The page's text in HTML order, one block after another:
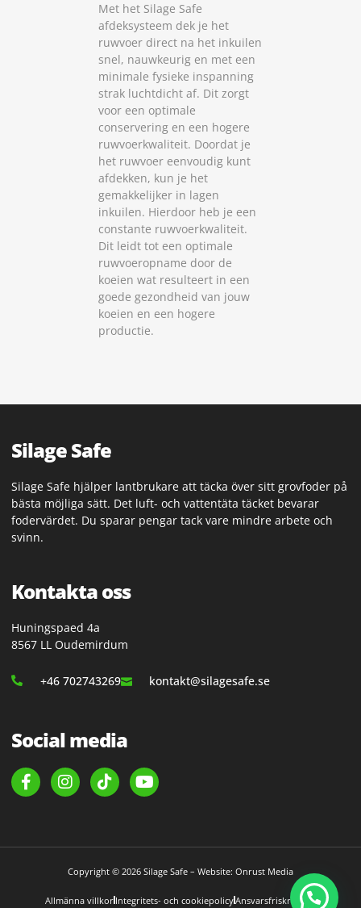
Met het Silage Safe
afdeksysteem dek je het
ruwvoer direct na het inkuilen
snel, nauwkeurig en met een
minimale fysieke inspanning
strak luchtdicht af. Dit zorgt
voor een optimale
conservering en een hogere
ruwvoerkwaliteit. Doordat je
het ruwvoer eenvoudig kunt
afdekken, kun je het
gemakkelijker in lagen
inkuilen. Hierdoor heb je een
constante ruwvoerkwaliteit.
Dit leidt tot een optimale
ruwvoeropname door de
koeien wat resulteert in een
goede gezondheid van jouw
koeien en een hogere
productie.
Silage Safe
Silage Safe hjälper lantbrukare att täcka över sitt grovfoder på
bästa möjliga sätt. Det luft- och vattentäta täcket bevarar
fodervärdet. Du sparar pengar tack vare mindre arbete och
svinn.
Kontakta oss
Huningspaed 4a
8567 LL Oudemirdum
+46 702743269 kontakt@silagesafe.se
Social media
Copyright © 2026 Silage Safe – Website: Onrust Media
Allmänna villkor Integritets- och cookiepolicyAnsvarsfriskrivning